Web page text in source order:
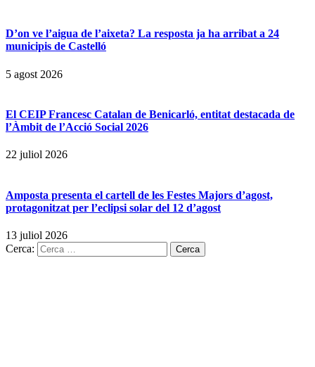
D’on ve l’aigua de l’aixeta? La resposta ja ha arribat a 24
municipis de Castelló
5 agost 2026
El CEIP Francesc Catalan de Benicarló, entitat destacada de
l’Àmbit de l’Acció Social 2026
22 juliol 2026
Amposta presenta el cartell de les Festes Majors d’agost,
protagonitzat per l’eclipsi solar del 12 d’agost
13 juliol 2026
Cerca: